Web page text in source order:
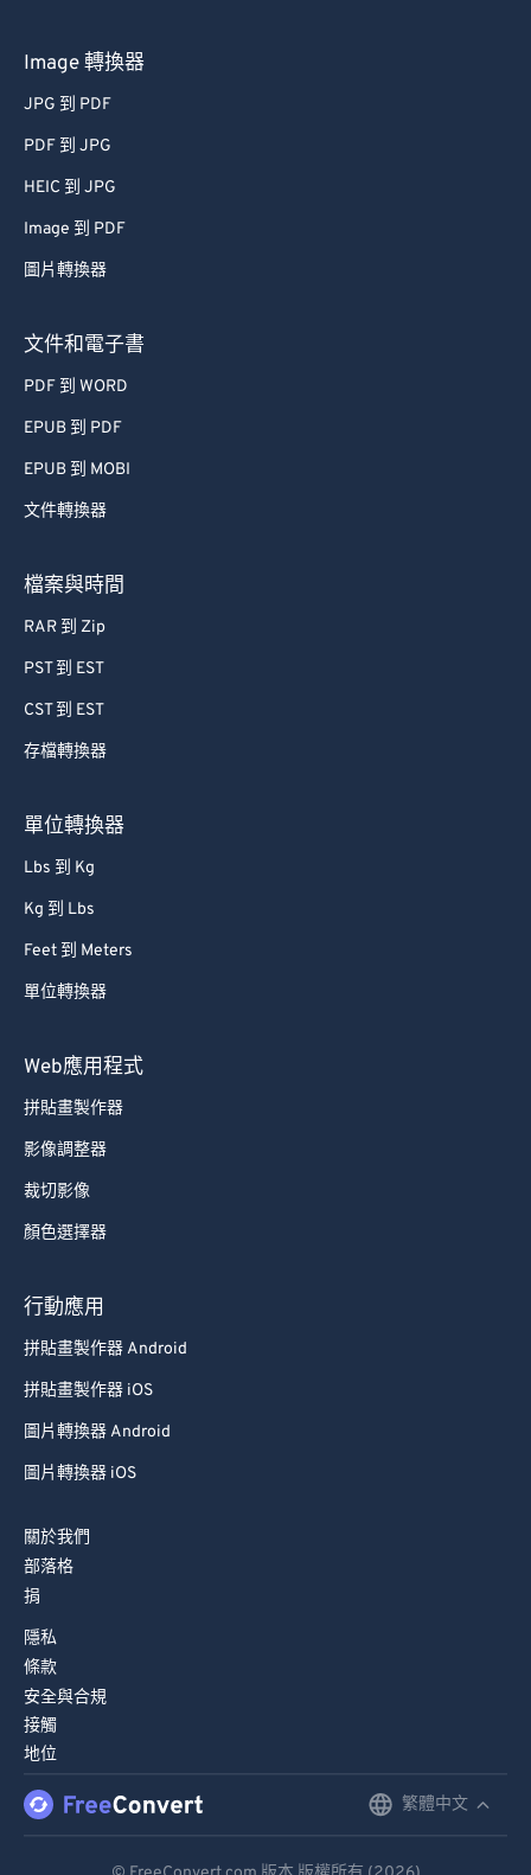
Image 轉換器
JPG 到 PDF
PDF 到 JPG
HEIC 到 JPG
Image 到 PDF
圖片轉換器
文件和電子書
PDF 到 WORD
EPUB 到 PDF
EPUB 到 MOBI
文件轉換器
檔案與時間
RAR 到 Zip
PST 到 EST
CST 到 EST
存檔轉換器
單位轉換器
Lbs 到 Kg
Kg 到 Lbs
Feet 到 Meters
單位轉換器
Web應用程式
拼貼畫製作器
影像調整器
裁切影像
顏色選擇器
行動應用
拼貼畫製作器 Android
拼貼畫製作器 iOS
圖片轉換器 Android
圖片轉換器 iOS
關於我們
部落格
捐
隱私
條款
安全與合規
接觸
地位
繁體中文